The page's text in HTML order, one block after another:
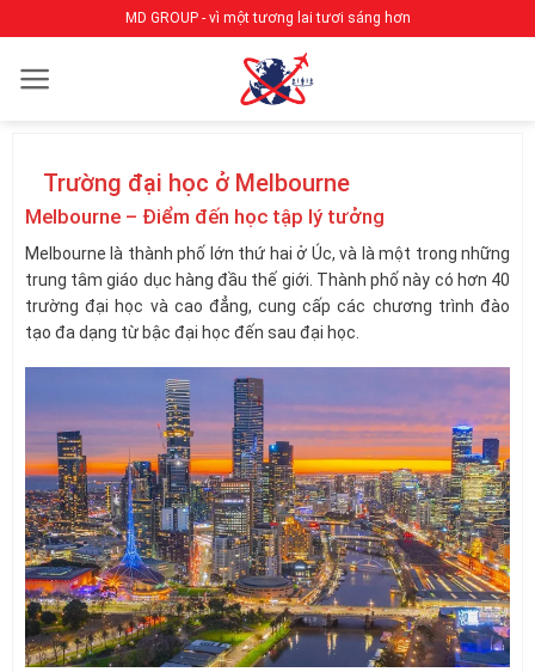
qua
nội
MD GROUP - vì một tương lai tươi sáng hơn
Trường đại học ở Melbourne
Melbourne – Điểm đến học tập lý tưởng
Melbourne là thành phố lớn thứ hai ở Úc, và là một trong những
trung tâm giáo dục hàng đầu thế giới. Thành phố này có hơn 40
trường đại học và cao đẳng, cung cấp các chương trình đào
tạo đa dạng từ bậc đại học đến sau đại học.